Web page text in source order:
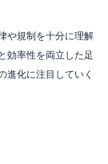
や規制を十分に理解
効率性を両立した足
進化に注目していく